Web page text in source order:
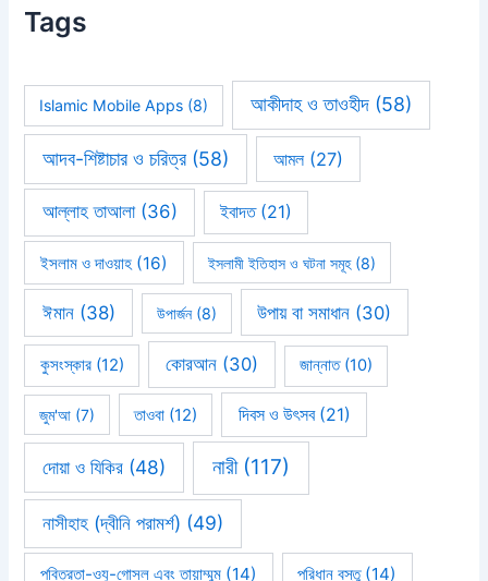
Tags
Islamic Mobile Apps (8) আকীদাহ ও তাওহীদ(58)
আদব-শিষ্টাচার ও চরিত্র(58) আমল(27)
আল্লাহ তাআলা(36) ইবাদত(21)
ইসলাম ও দাওয়াহ (16) ইসলামী ইতিহাস ও ঘটনা সমূহ(8)
ঈমান(38) উপার্জন(8) উপায় বা সমাধান (30)
কুসংস্কার(12) কোরআন (30) জান্নাত(10)
জুম'আ (7) তাওবা (12) দিবস ও উৎসব(21)
দোয়া ও যিকির (48) নারী(117)
নাসীহাহ (দ্বীনি পরামর্শ) (49)
পবিত্রতা-ওযু-গোসল এবং তায়াম্মুম (14) পরিধান বস্তু(14)